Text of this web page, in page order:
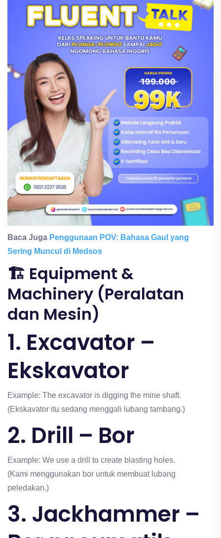
Baca Juga Penggunaan POV: Bahasa Gaul yang
Sering Muncul di Medsos
🏗️ Equipment &
Machinery (Peralatan
dan Mesin)
1. Excavator –
Ekskavator
Example: The excavator is digging the mine shaft.
(Ekskavator itu sedang menggali lubang tambang.)
2. Drill – Bor
Example: We use a drill to create blasting holes.
(Kami menggunakan bor untuk membuat lubang
peledakan.)
3. Jackhammer –